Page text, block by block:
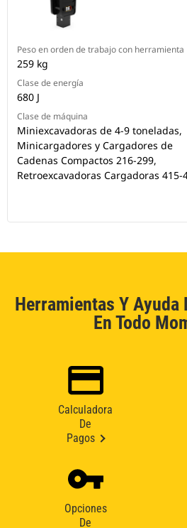
Peso en orden de trabajo con herramienta
259 kg
Clase de energía
680 J
Clase de máquina
Miniexcavadoras de 4-9 toneladas,
Minicargadores y Cargadores de
Cadenas Compactos 216-299,
Retroexcavadoras Cargadoras 415-
Herramientas Y Ayuda
En Todo
Calculadora
De
Pagos
Opciones
De